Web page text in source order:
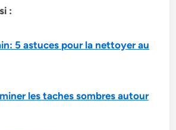
:
5 astuces pour la nettoyer au
les taches sombres autour